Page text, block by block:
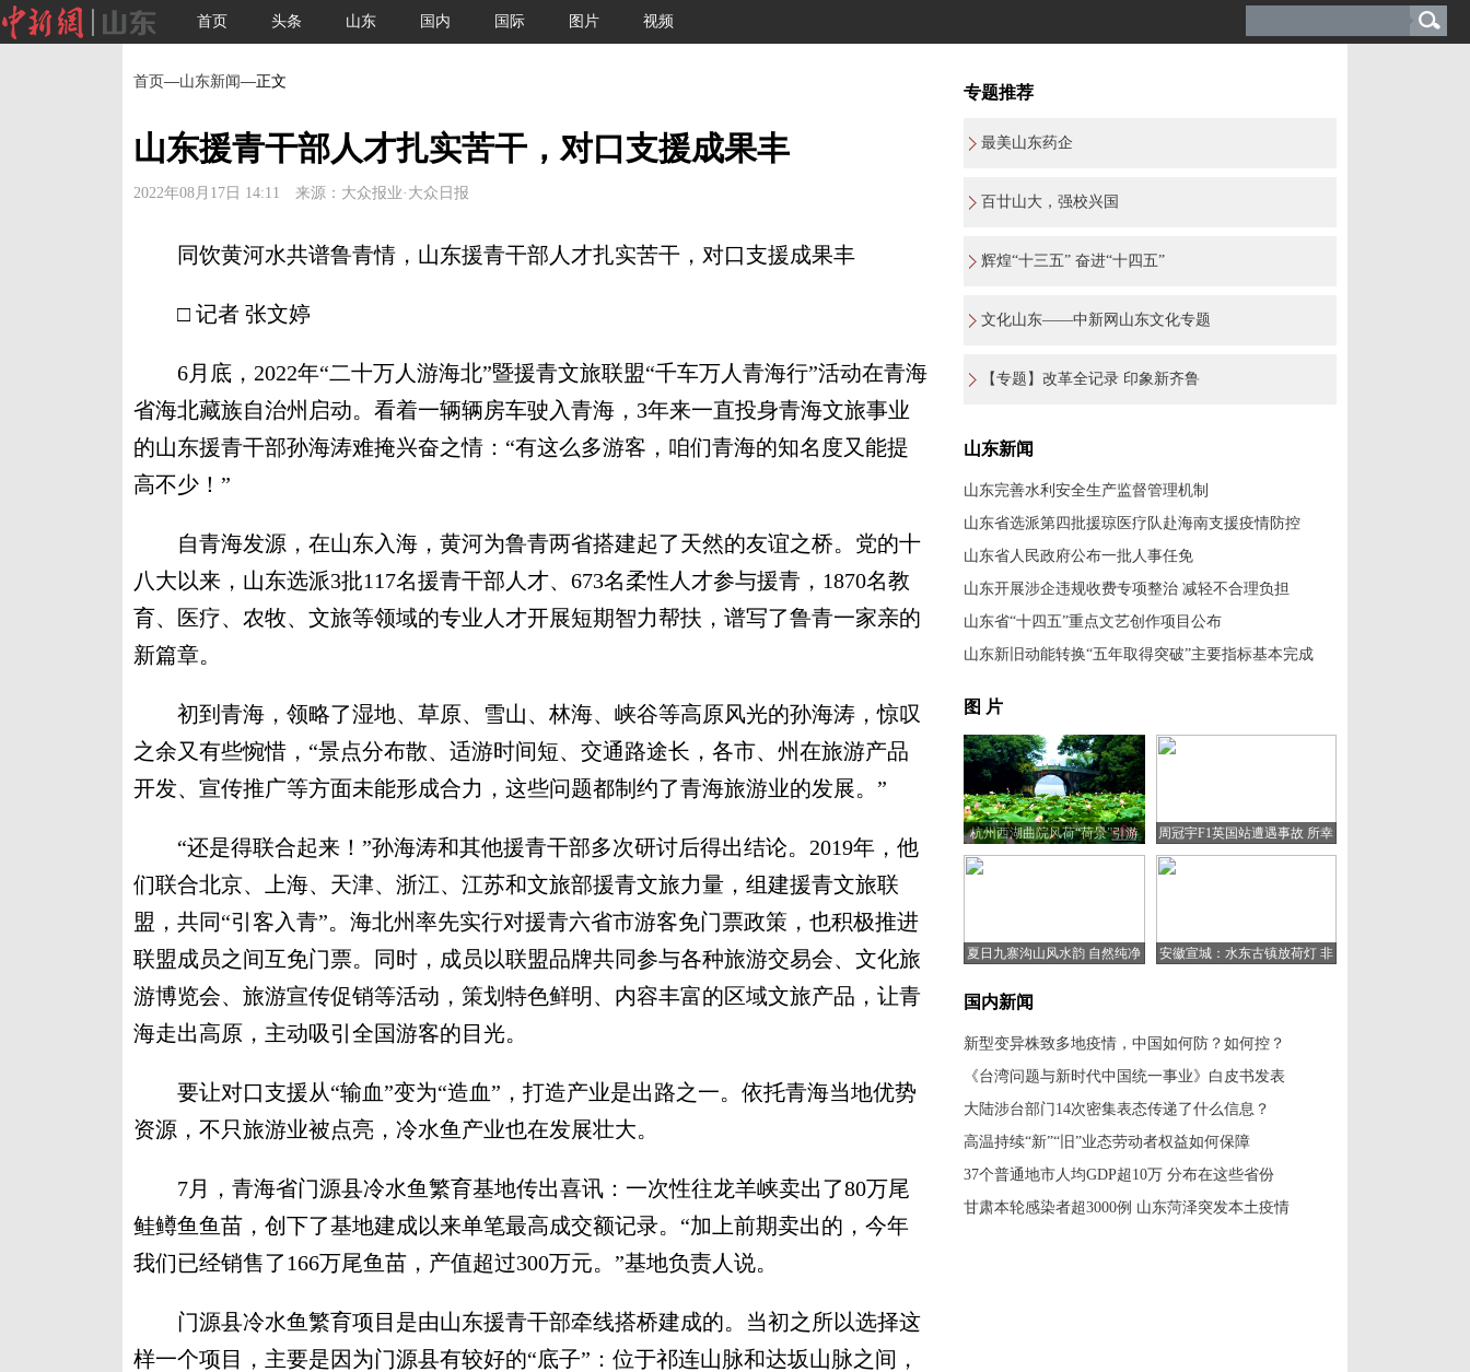
首页 头条 山东 国内 国际 图片 视频
首页—山东新闻—正文
山东援青干部人才扎实苦干，对口支援成果丰
2022年08月17日 14:11 来源：大众报业·大众日报
同饮黄河水共谱鲁青情，山东援青干部人才扎实苦干，对口支援成果丰
□ 记者 张文婷
6月底，2022年“二十万人游海北”暨援青文旅联盟“千车万人青海行”活动在青海
省海北藏族自治州启动。看着一辆辆房车驶入青海，3年来一直投身青海文旅事业
的山东援青干部孙海涛难掩兴奋之情：“有这么多游客，咱们青海的知名度又能提
高不少！”
自青海发源，在山东入海，黄河为鲁青两省搭建起了天然的友谊之桥。党的十
八大以来，山东选派3批117名援青干部人才、673名柔性人才参与援青，1870名教
育、医疗、农牧、文旅等领域的专业人才开展短期智力帮扶，谱写了鲁青一家亲的
新篇章。
初到青海，领略了湿地、草原、雪山、林海、峡谷等高原风光的孙海涛，惊叹
之余又有些惋惜，“景点分布散、适游时间短、交通路途长，各市、州在旅游产品
开发、宣传推广等方面未能形成合力，这些问题都制约了青海旅游业的发展。”
“还是得联合起来！”孙海涛和其他援青干部多次研讨后得出结论。2019年，他
们联合北京、上海、天津、浙江、江苏和文旅部援青文旅力量，组建援青文旅联
盟，共同“引客入青”。海北州率先实行对援青六省市游客免门票政策，也积极推进
联盟成员之间互免门票。同时，成员以联盟品牌共同参与各种旅游交易会、文化旅
游博览会、旅游宣传促销等活动，策划特色鲜明、内容丰富的区域文旅产品，让青
海走出高原，主动吸引全国游客的目光。
要让对口支援从“输血”变为“造血”，打造产业是出路之一。依托青海当地优势
资源，不只旅游业被点亮，冷水鱼产业也在发展壮大。
7月，青海省门源县冷水鱼繁育基地传出喜讯：一次性往龙羊峡卖出了80万尾
鲑鳟鱼鱼苗，创下了基地建成以来单笔最高成交额记录。“加上前期卖出的，今年
我们已经销售了166万尾鱼苗，产值超过300万元。”基地负责人说。
门源县冷水鱼繁育项目是由山东援青干部牵线搭桥建成的。当初之所以选择这
样一个项目，主要是因为门源县有较好的“底子”：位于祁连山脉和达坂山脉之间，
专题推荐
最美山东药企
百廿山大，强校兴国
辉煌“十三五” 奋进“十四五”
文化山东——中新网山东文化专题
【专题】改革全记录 印象新齐鲁
山东新闻
山东完善水利安全生产监督管理机制
山东省选派第四批援琼医疗队赴海南支援疫情防控
山东省人民政府公布一批人事任免
山东开展涉企违规收费专项整治 减轻不合理负担
山东省“十四五”重点文艺创作项目公布
山东新旧动能转换“五年取得突破”主要指标基本完成
图 片
杭州西湖曲院风荷“荷景”引游
人
周冠宇F1英国站遭遇事故 所幸
人无大碍
夏日九寨沟山风水韵 自然纯净
安徽宣城：水东古镇放荷灯 非
国内新闻
新型变异株致多地疫情，中国如何防？如何控？
《台湾问题与新时代中国统一事业》白皮书发表
大陆涉台部门14次密集表态传递了什么信息？
高温持续“新”“旧”业态劳动者权益如何保障
37个普通地市人均GDP超10万 分布在这些省份
甘肃本轮感染者超3000例 山东菏泽突发本土疫情